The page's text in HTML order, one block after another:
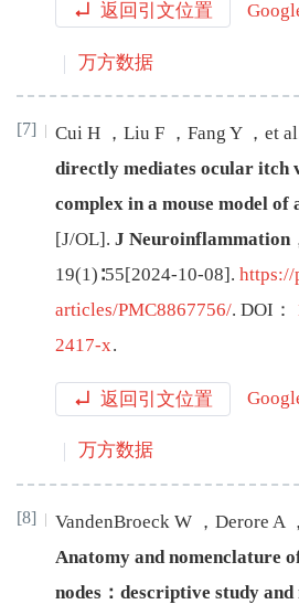
返回引文位置
万方数据
[7] Cui H ， Liu F ， Fang Y ， et al
directly mediates ocular itch
complex in a mouse model
[J/OL] . J Neuroinflammation
19(1)∶55[2024-10-08] . https://
articles/PMC8867756/. DOI：
2417-x.
返回引文位置
万方数据
[8] VandenBroeck W ， Derore A ，
Anatomy and nomenclature
nodes：descriptive study